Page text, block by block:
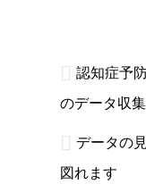
認知症予
のデータ収集
データの
図れます